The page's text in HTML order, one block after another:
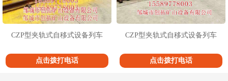
CZP型夹轨式自移式设备列车
点击拨打电话
CZP型夹轨式自移式设备列车
点击拨打电话